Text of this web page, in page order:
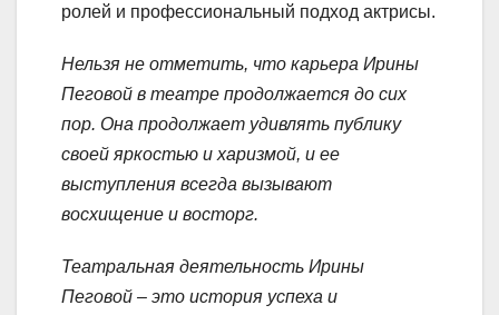
ролей и профессиональный подход актрисы.
Нельзя не отметить, что карьера Ирины
Пеговой в театре продолжается до сих
пор. Она продолжает удивлять публику
своей яркостью и харизмой, и ее
выступления всегда вызывают
восхищение и восторг.
Театральная деятельность Ирины
Пеговой – это история успеха и